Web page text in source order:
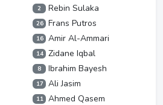
2 Rebin Sulaka
26 Frans Putros
16 Amir Al-Ammari
14 Zidane Iqbal
8 Ibrahim Bayesh
17 Ali Jasim
11 Ahmed Qasem